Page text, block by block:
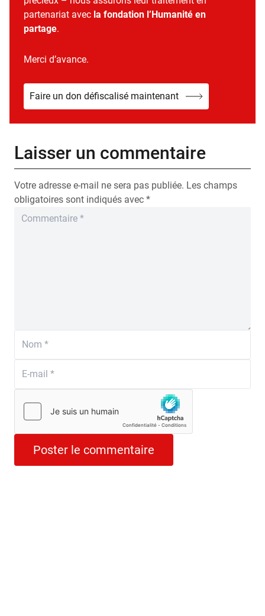
partenariat avec la fondation l’Humanité en
partage.
Merci d’avance.
Faire un don défiscalisé maintenant
Laisser un commentaire
Votre adresse e-mail ne sera pas publiée. Les champs
obligatoires sont indiqués avec *